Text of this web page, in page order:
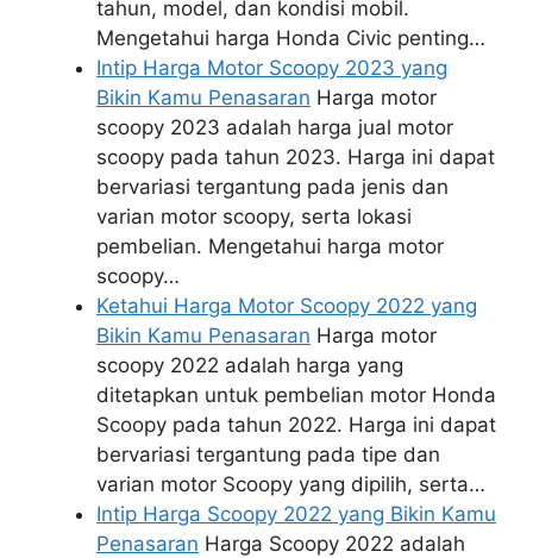
tahun, model, dan kondisi mobil.
Mengetahui harga Honda Civic penting…
Intip Harga Motor Scoopy 2023 yang
Bikin Kamu Penasaran Harga motor
scoopy 2023 adalah harga jual motor
scoopy pada tahun 2023. Harga ini dapat
bervariasi tergantung pada jenis dan
varian motor scoopy, serta lokasi
pembelian. Mengetahui harga motor
scoopy…
Ketahui Harga Motor Scoopy 2022 yang
Bikin Kamu Penasaran Harga motor
scoopy 2022 adalah harga yang
ditetapkan untuk pembelian motor Honda
Scoopy pada tahun 2022. Harga ini dapat
bervariasi tergantung pada tipe dan
varian motor Scoopy yang dipilih, serta…
Intip Harga Scoopy 2022 yang Bikin Kamu
Penasaran Harga Scoopy 2022 adalah